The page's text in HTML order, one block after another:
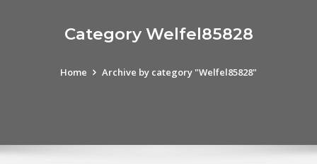
Category Welfel85828
Home Archive by category "Welfel85828"